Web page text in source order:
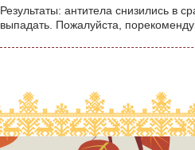
Результаты: антитела снизились в
выпадать. Пожалуйста,